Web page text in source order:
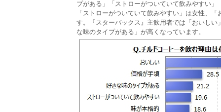
プがある」「ストローがついていて飲みやすい
「ストローがついていて飲みやすい」は女性、
す。『スターバックス』主飲用者では「おいし
な味のタイプがある」が高くなっています。